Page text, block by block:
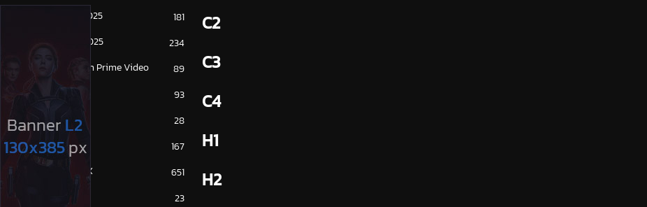
ดูซีรี่ย์ 2025
181
ดูหนัง 2025
234
Amazon Prime Video
89
Disney+
93
HBO
28
iQiYi
167
NETFLIX
651
23
C2
C3
C4
H1
H2